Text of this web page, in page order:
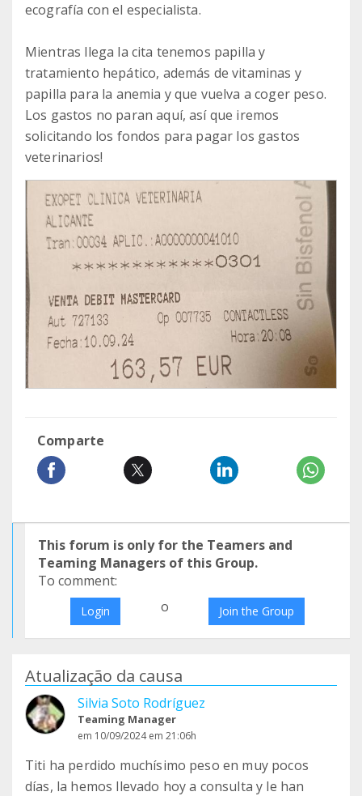
ecografía con el especialista.
Mientras llega la cita tenemos papilla y
tratamiento hepático, además de vitaminas y
papilla para la anemia y que vuelva a coger peso.
Los gastos no paran aquí, así que iremos
solicitando los fondos para pagar los gastos
veterinarios!
Comparte
This forum is only for the Teamers and
Teaming Managers of this Group.
To comment:
Login o Join the Group
Atualização da causa
Silvia Soto Rodríguez
Teaming Manager
em 10/09/2024 em 21:06h
Titi ha perdido muchísimo peso en muy pocos
días, la hemos llevado hoy a consulta y le han